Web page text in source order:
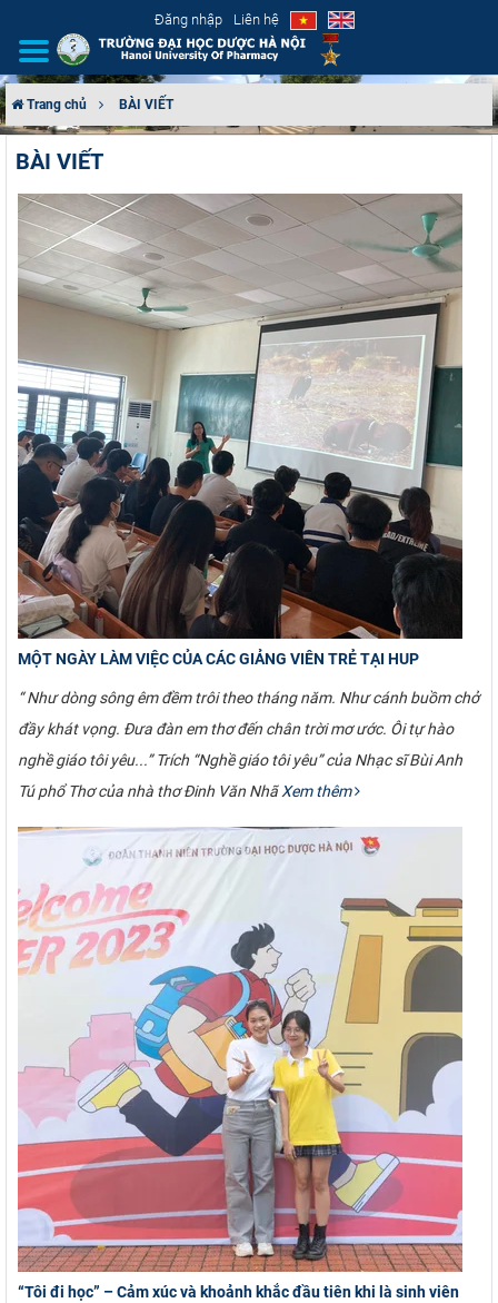
Đăng nhập Liên hệ
GIỚI THIỆU
CƠ CẤU TỔ CHỨC
TUYỂN SINH
ĐÀO TẠO
ĐẢM BẢO CHẤT LƯỢNG
KHOA HỌC CÔNG NGHỆ
HTQT
CỰU NGƯỜI HỌC
Trang chủ BÀI VIẾT
BÀI VIẾT
MỘT NGÀY LÀM VIỆC CỦA CÁC GIẢNG VIÊN TRẺ TẠI HUP
“ Như dòng sông êm đềm trôi theo tháng năm. Như cánh buồm chở
đầy khát vọng. Đưa đàn em thơ đến chân trời mơ ước. Ôi tự hào
nghề giáo tôi yêu...” Trích “Nghề giáo tôi yêu” của Nhạc sĩ Bùi Anh
Tú phổ Thơ của nhà thơ Đinh Văn NhãXem thêm
“Tôi đi học” – Cảm xúc và khoảnh khắc đầu tiên khi là sinh viên